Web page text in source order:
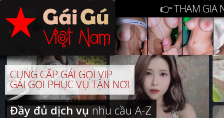
👉 THAM GIA
CUNG CẤP GÁI GỌI VIP
GÁI GỌI PHỤC VỤ TẬN NƠI
Đầy đủ dịch vụnhu cầu A-Z